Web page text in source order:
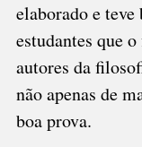
elaborado e
estudantes que
autores da
não apenas de
boa prova.